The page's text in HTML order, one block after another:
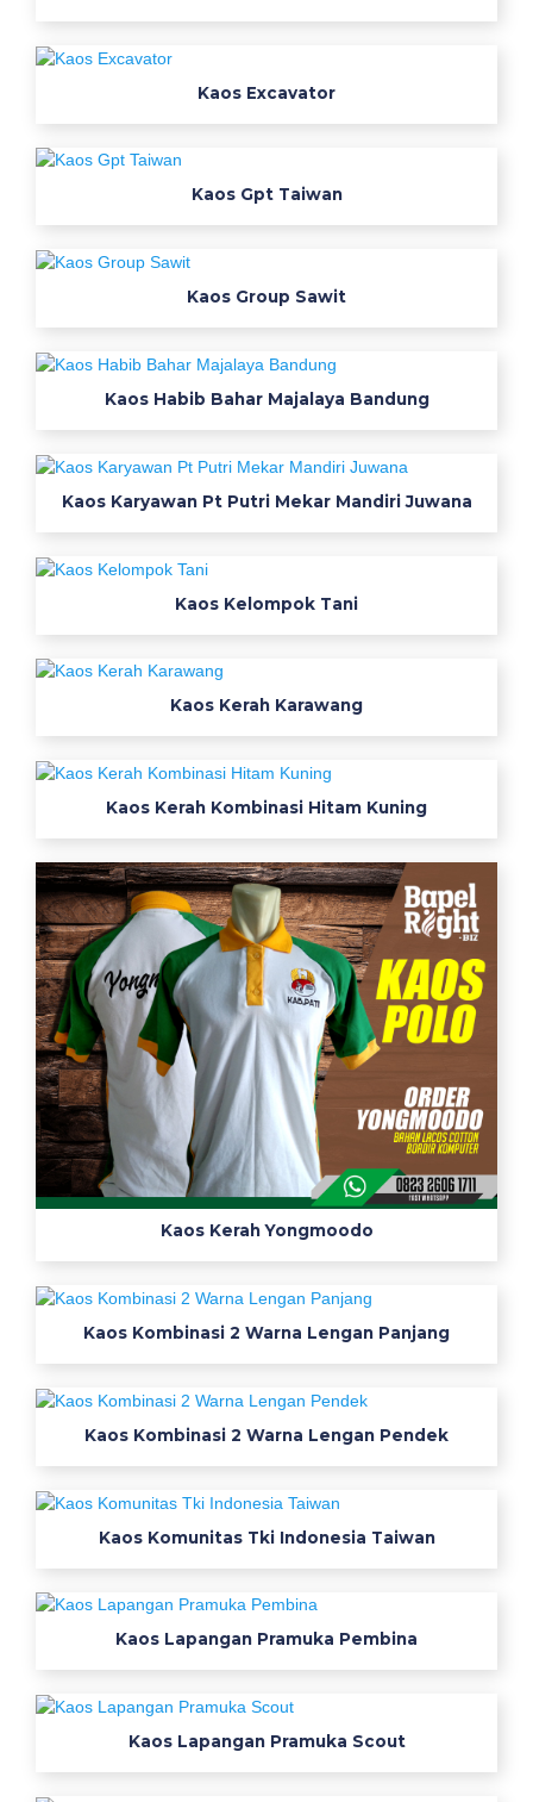
Kaos Excavator
Kaos Gpt Taiwan
Kaos Group Sawit
Kaos Habib Bahar Majalaya Bandung
Kaos Karyawan Pt Putri Mekar Mandiri Juwana
Kaos Kelompok Tani
Kaos Kerah Karawang
Kaos Kerah Kombinasi Hitam Kuning
Kaos Kerah Yongmoodo
Kaos Kombinasi 2 Warna Lengan Panjang
Kaos Kombinasi 2 Warna Lengan Pendek
Kaos Komunitas Tki Indonesia Taiwan
Kaos Lapangan Pramuka Pembina
Kaos Lapangan Pramuka Scout